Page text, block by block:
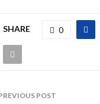
SHARE 0
POST